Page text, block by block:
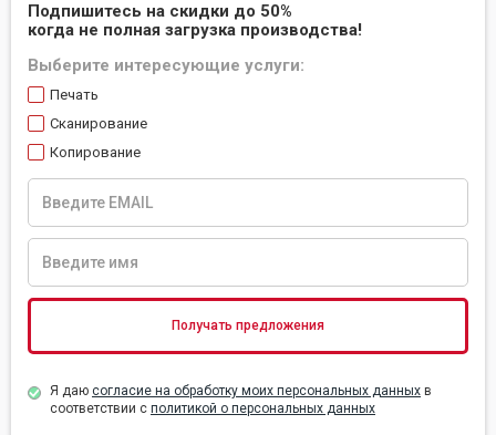
Подпишитесь на скидки до 50%
когда не полная загрузка производства!
Выберите интересующие услуги:
Печать
Сканирование
Копирование
Я даю согласие на обработку моих персональных данных в
соответствии с политикой о персональных данных